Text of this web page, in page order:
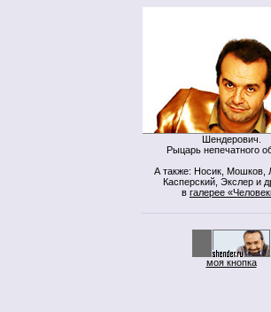
Шендерович.
Рыцарь непечатного
А также: Носик, Мошков,
Касперский, Экслер и
в галерее
моя кнопка